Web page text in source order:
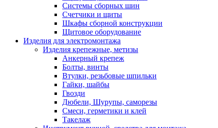
Системы сборных шин
Счетчики и щиты
Шкафы сборной конструкции
Щитовое оборудование
Изделия для электромонтажа
Изделия крепежные, метизы
Анкерный крепеж
Болты, винты
Втулки, резьбовые шпильки
Гайки, шайбы
Гвозди
Дюбели, Шурупы, саморезы
Смеси, герметики и клей
Такелаж